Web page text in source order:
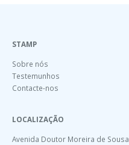
STAMP
Sobre nós
Testemunhos
Contacte-nos
LOCALIZAÇÃO
Avenida Doutor Moreira de Sousa,